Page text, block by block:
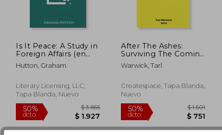
dcto. $ 3.366 dcto. $
Is It Peace: A Study in
Foreign Affairs (en
Inglés)
Hutton, Graham
Literary Licensing, LLC,
Tapa Blanda, Nuevo
After The Ashes:
Surviving The Coming
Nuclear War (en
Inglés)
Warwick, Tarl
Createspace, Tapa Blanda,
Nuevo